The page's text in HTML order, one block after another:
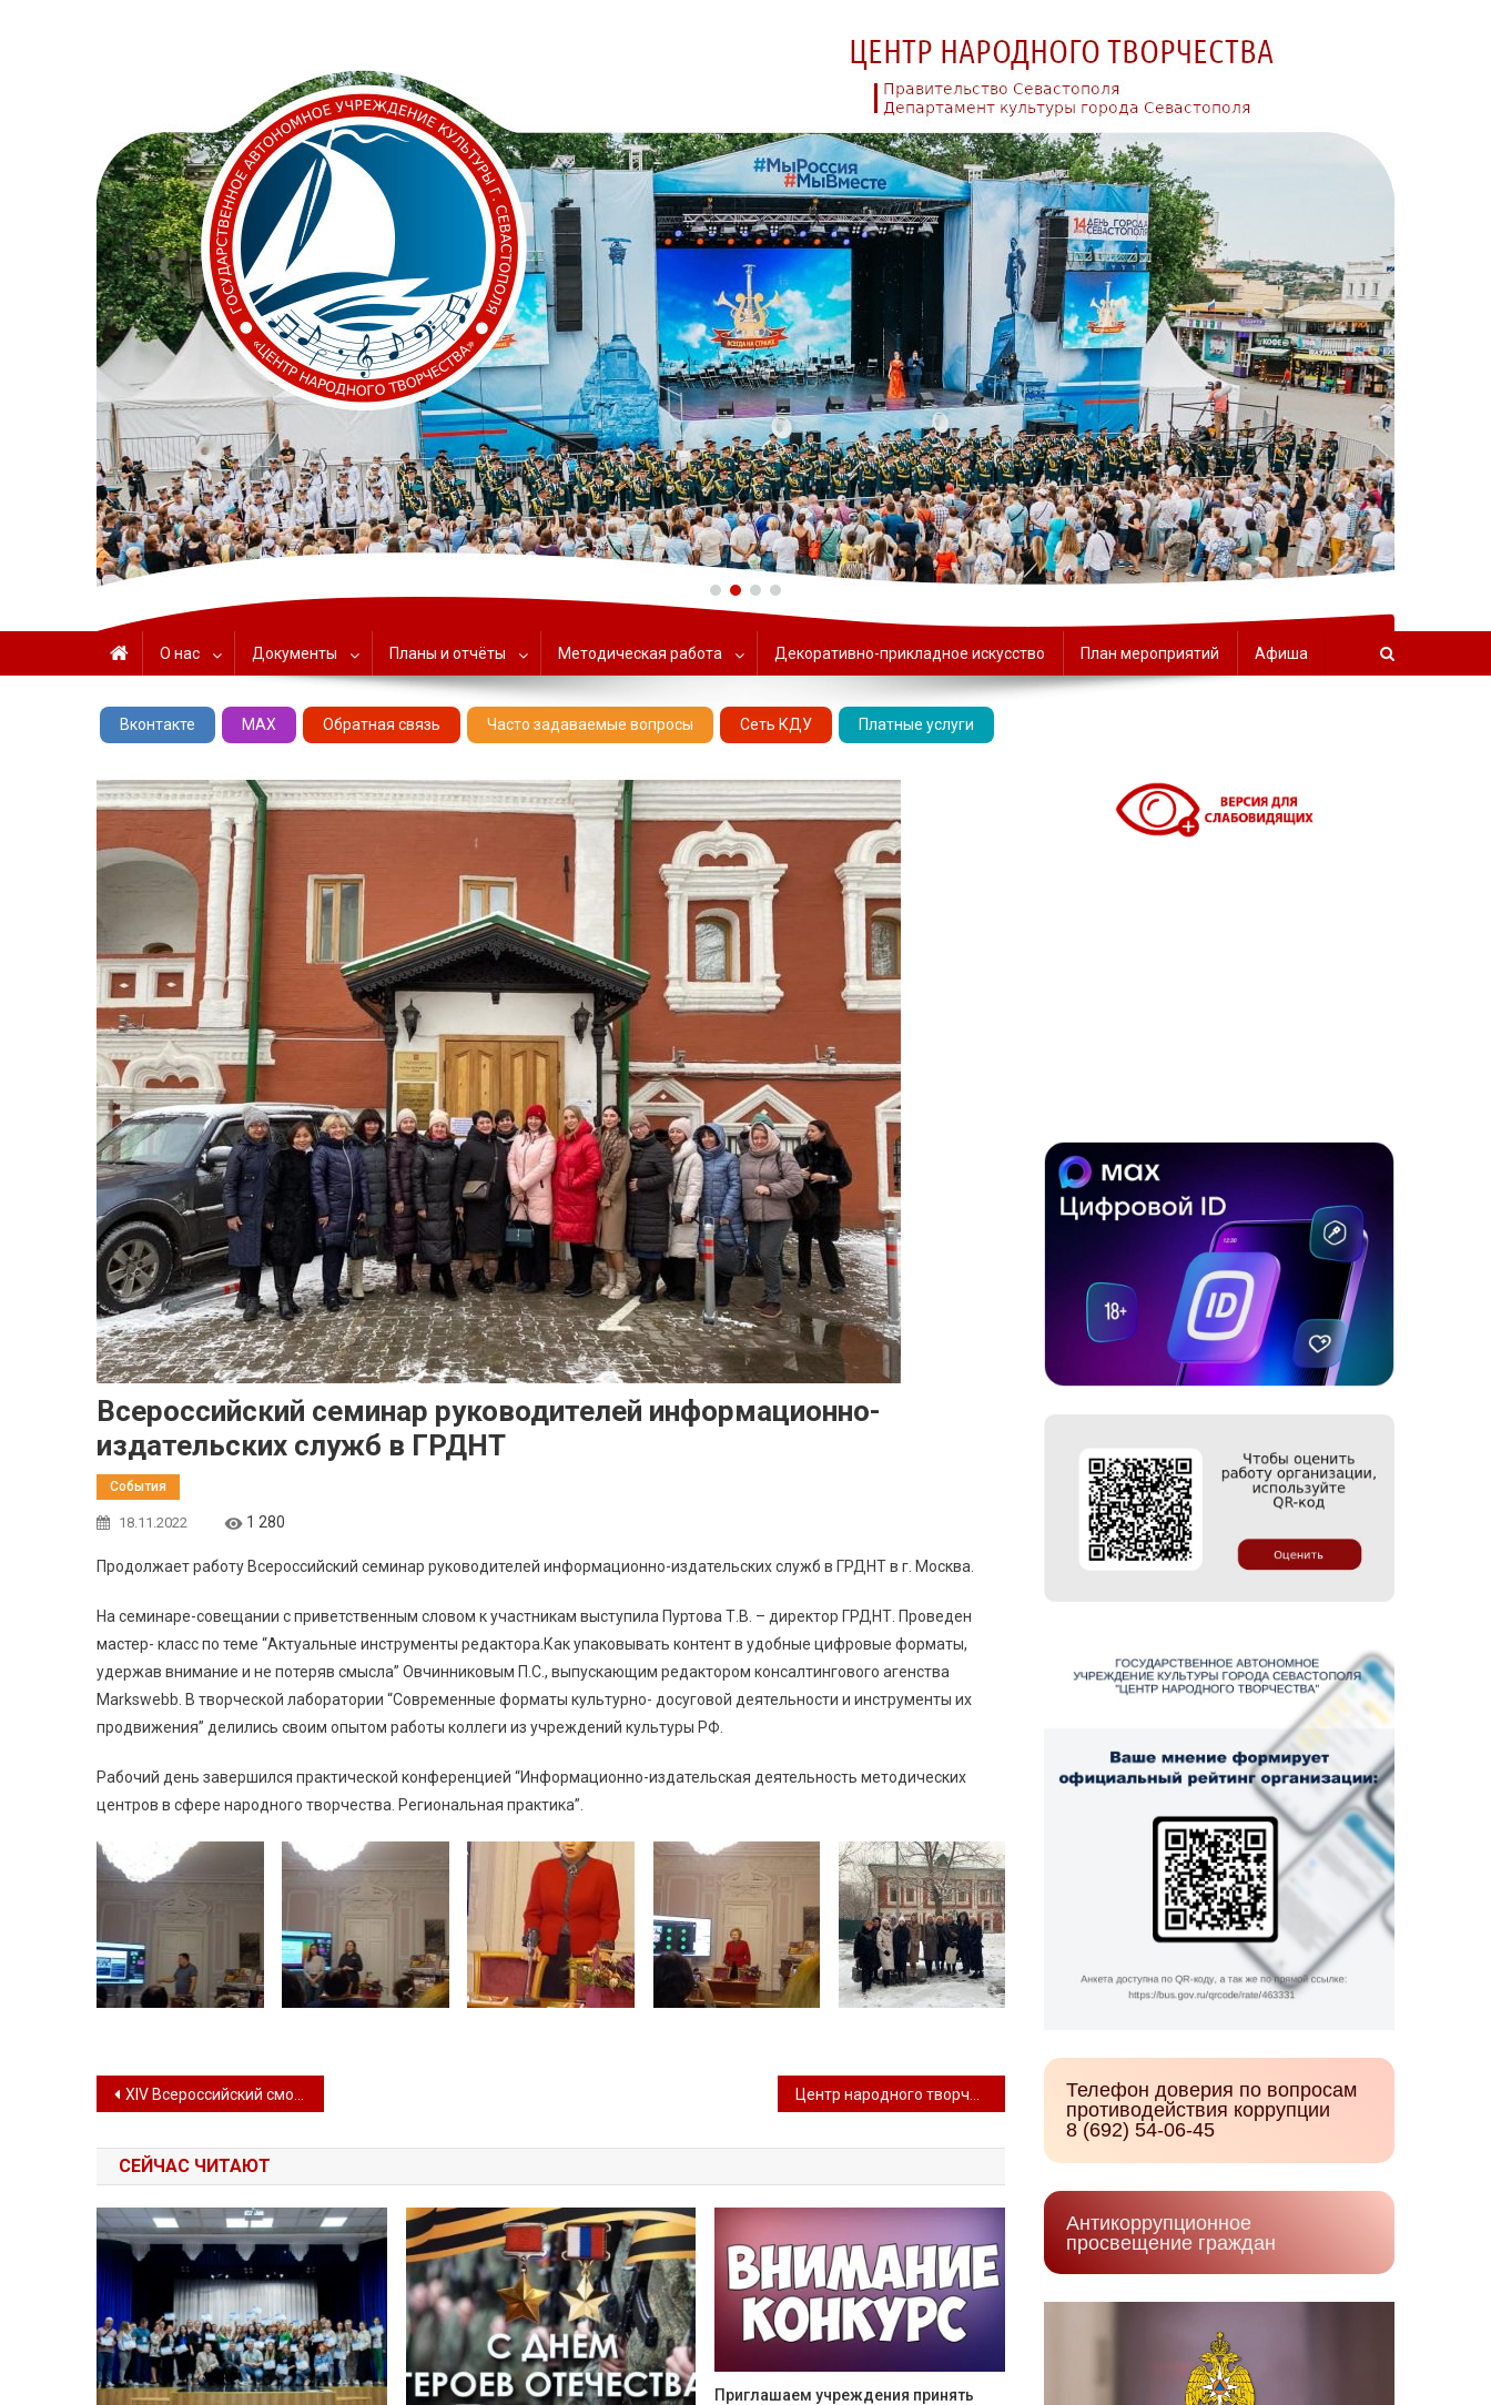
ГАУК «ЦНТ» – Севастопольский Центр народного творчества
О нас Документы Планы и отчёты Методическая работа Декоративно-прикладное искусство План мероприятий Афиша
Вконтакте MAX Обратная связь Часто задаваемые вопросы Сеть КДУ Платные услуги
Всероссийский семинар руководителей информационно-
издательских служб в ГРДНТ
События
18.11.2022 1 280
Продолжает работу Всероссийский семинар руководителей информационно-издательских служб в ГРДНТ в г. Москва.
На семинаре-совещании с приветственным словом к участникам выступила Пуртова Т.В. – директор ГРДНТ. Проведен
мастер- класс по теме “Актуальные инструменты редактора.Как упаковывать контент в удобные цифровые форматы,
удержав внимание и не потеряв смысла” Овчинниковым П.С., выпускающим редактором консалтингового агенства
Markswebb. В творческой лаборатории “Современные форматы культурно- досуговой деятельности и инструменты их
продвижения” делились своим опытом работы коллеги из учреждений культуры РФ.
Рабочий день завершился практической конференцией “Информационно-издательская деятельность методических
центров в сфере народного творчества. Региональная практика”.
Навигация по записям
XIV Всероссийский смотр информационной деятельности домов (центров) народного творчества Центр народного творчества стал участником творческой лаборатории в г. Тула
СЕЙЧАС ЧИТАЮТ
Приглашаем учреждения принять
Телефон доверия по вопросам
противодействия коррупции
8 (692) 54-06-45
Антикоррупционное
просвещение граждан